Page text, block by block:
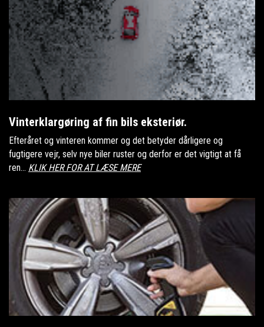
Vinterklargøring af fin bils eksteriør.
Efteråret og vinteren kommer og det betyder dårligere og
fugtigere vejr, selv nye biler ruster og derfor er det vigtigt at få
ren... KLIK HER FOR AT LÆSE MERE